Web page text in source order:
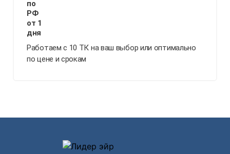
Работаем с 10 ТК на ваш выбор или оптимально
по цене и срокам